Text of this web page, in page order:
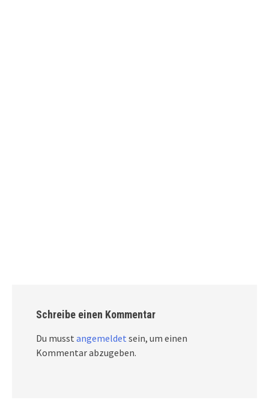
Schreibe einen Kommentar
Du musst angemeldet sein, um einen
Kommentar abzugeben.